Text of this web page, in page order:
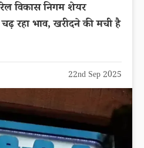
विकास निगम शेयर
रहा भाव, खरीदने की मची है
22nd Sep 2025